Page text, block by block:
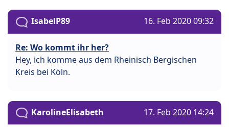
IsabelP89 16. Feb 2020 09:32
Re: Wo kommt ihr her?
Hey, ich komme aus dem Rheinisch Bergischen
Kreis bei Köln.
KarolineElisabeth 17. Feb 2020 14:24